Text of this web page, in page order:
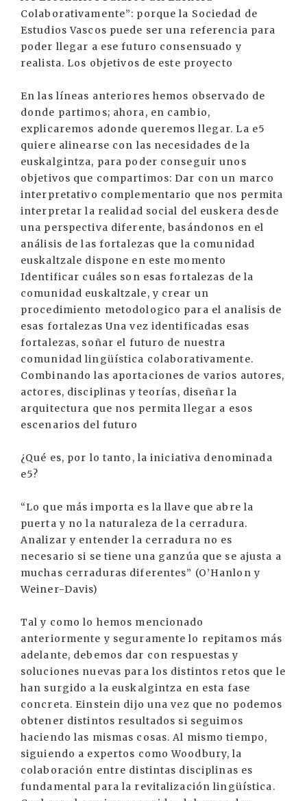
Colaborativamente”: porque la Sociedad de
Estudios Vascos puede ser una referencia para
poder llegar a ese futuro consensuado y
realista. Los objetivos de este proyecto
En las líneas anteriores hemos observado de
donde partimos; ahora, en cambio,
explicaremos adonde queremos llegar. La e5
quiere alinearse con las necesidades de la
euskalgintza, para poder conseguir unos
objetivos que compartimos: Dar con un marco
interpretativo complementario que nos permita
interpretar la realidad social del euskera desde
una perspectiva diferente, basándonos en el
análisis de las fortalezas que la comunidad
euskaltzale dispone en este momento
Identificar cuáles son esas fortalezas de la
comunidad euskaltzale, y crear un
procedimiento metodologico para el analisis de
esas fortalezas Una vez identificadas esas
fortalezas, soñar el futuro de nuestra
comunidad lingüística colaborativamente.
Combinando las aportaciones de varios autores,
actores, disciplinas y teorías, diseñar la
arquitectura que nos permita llegar a esos
escenarios del futuro
¿Qué es, por lo tanto, la iniciativa denominada
e5?
“Lo que más importa es la llave que abre la
puerta y no la naturaleza de la cerradura.
Analizar y entender la cerradura no es
necesario si se tiene una ganzúa que se ajusta a
muchas cerraduras diferentes” (O’Hanlon y
Weiner-Davis)
Tal y como lo hemos mencionado
anteriormente y seguramente lo repitamos más
adelante, debemos dar con respuestas y
soluciones nuevas para los distintos retos que le
han surgido a la euskalgintza en esta fase
concreta. Einstein dijo una vez que no podemos
obtener distintos resultados si seguimos
haciendo las mismas cosas. Al mismo tiempo,
siguiendo a expertos como Woodbury, la
colaboración entre distintas disciplinas es
fundamental para la revitalización lingüística.